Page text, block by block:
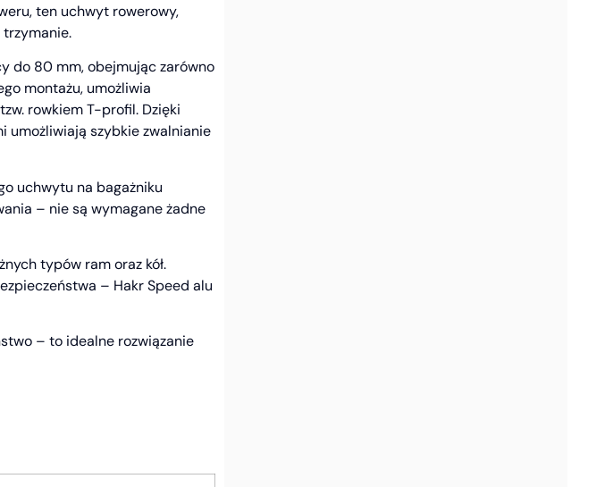
ten uchwyt rowerowy,
do 80 mm, obejmując zarówno
montażu, umożliwia
rowkiem T-profil. Dzięki
umożliwiają szybkie zwalnianie
uchwytu na bagażniku
– nie są wymagane żadne
typów ram oraz kół.
– Hakr Speed alu
– to idealne rozwiązanie